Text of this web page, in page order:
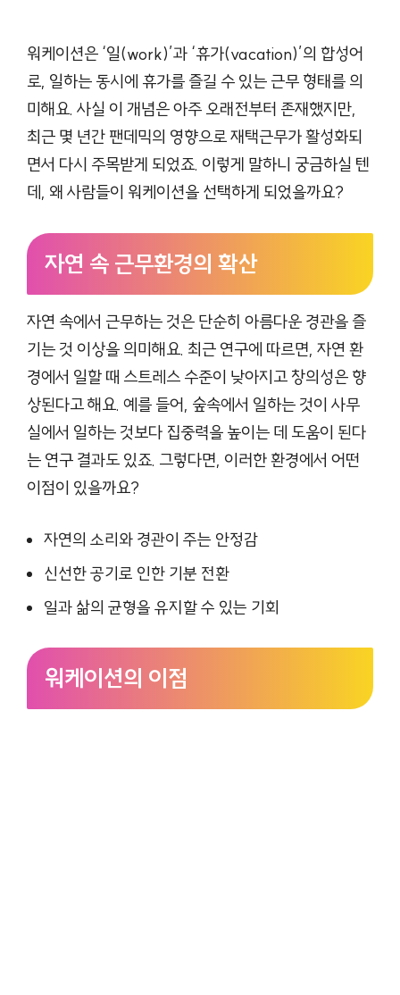
워케이션은 ‘일(work)’과 ‘휴가(vacation)’의 합성어
로, 일하는 동시에 휴가를 즐길 수 있는 근무 형태를 의
미해요. 사실 이 개념은 아주 오래전부터 존재했지만,
최근 몇 년간 팬데믹의 영향으로 재택근무가 활성화되
면서 다시 주목받게 되었죠. 이렇게 말하니 궁금하실 텐
데, 왜 사람들이 워케이션을 선택하게 되었을까요?
자연 속 근무환경의 확산
자연 속에서 근무하는 것은 단순히 아름다운 경관을 즐
기는 것 이상을 의미해요. 최근 연구에 따르면, 자연 환
경에서 일할 때 스트레스 수준이 낮아지고 창의성은 향
상된다고 해요. 예를 들어, 숲속에서 일하는 것이 사무
실에서 일하는 것보다 집중력을 높이는 데 도움이 된다
는 연구 결과도 있죠. 그렇다면, 이러한 환경에서 어떤
이점이 있을까요?
자연의 소리와 경관이 주는 안정감
신선한 공기로 인한 기분 전환
일과 삶의 균형을 유지할 수 있는 기회
워케이션의 이점